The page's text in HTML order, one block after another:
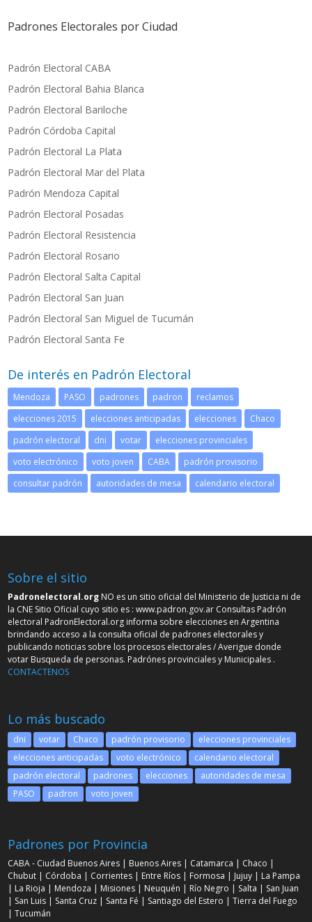
Padrones Electorales por Ciudad
Padrón Electoral CABA
Padrón Electoral Bahia Blanca
Padrón Electoral Bariloche
Padrón Córdoba Capital
Padrón Electoral La Plata
Padrón Electoral Mar del Plata
Padrón Mendoza Capital
Padrón Electoral Posadas
Padrón Electoral Resistencia
Padrón Electoral Rosario
Padrón Electoral Salta Capital
Padrón Electoral San Juan
Padrón Electoral San Miguel de Tucumán
Padrón Electoral Santa Fe
De interés en Padrón Electoral
Mendoza PASO padrones padron
reclamos
elecciones 2015
elecciones anticipadas elecciones
Chaco
padrón electoral
dni votar
elecciones provinciales
voto electrónico
voto joven CABA
padrón provisorio
consultar padrón
autoridades de mesa calendario electoral
Sobre el sitio
Padronelectoral.org NO es un sitio oficial del Ministerio de Justicia ni de
la CNE Sitio Oficial cuyo sitio es :www.padron.gov.ar Consultas Padrón
electoral PadronElectoral.org informa sobre elecciones en Argentina
brindando acceso a la consulta oficial de padrones electorales y
publicando noticias sobre los procesos electorales / Averigue donde
votar Busqueda de personas. Padrónes provinciales y Municipales .
CONTACTENOS
Lo más buscado
dni votar Chaco padrón provisorio
elecciones provinciales
elecciones anticipadas
voto electrónico
calendario electoral
padrón electoral
padrones elecciones
autoridades de mesa
PASO
padron voto joven
Padrones por Provincia
CABA - Ciudad Buenos Aires Buenos Aires Catamarca Chaco
Chubut
Córdoba Corrientes Entre Ríos Formosa Jujuy
La Pampa
La Rioja Mendoza Misiones Neuquén Río Negro Salta
San Juan
San Luis Santa Cruz Santa Fé Santiago del Estero |Tierra del Fuego
|Tucumán